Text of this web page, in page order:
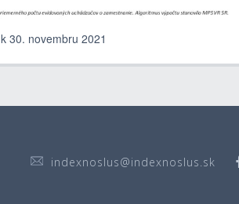
30. novembru 2021
indexnoslus@indexnoslus.sk